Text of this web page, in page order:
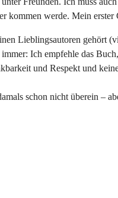
kommen werde. Mein
Lieblingsautoren gehört
Ich empfehle das
und Respekt und
schon nicht überein –